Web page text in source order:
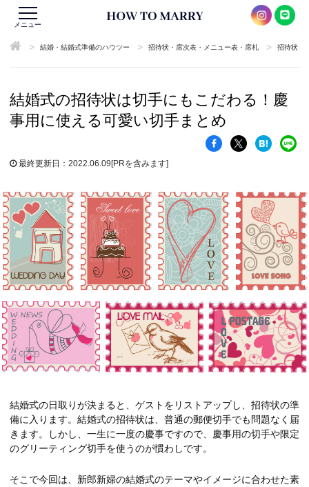
メニュー
> 結婚・結婚式準備のハウツー > 招待状・席次表・メニュー表・席札 > 招待状
結婚式の招待状は切手にもこだわる！慶
事用に使える可愛い切手まとめ
最終更新日：2022.06.09[PRを含みます]
結婚式の日取りが決まると、ゲストをリストアップし、招待状の準
備に入ります。結婚式の招待状は、普通の郵便切手でも問題なく届
きます。しかし、一生に一度の慶事ですので、慶事用の切手や限定
のグリーティング切手を使うのが慣わしです。
そこで今回は、新郎新婦の結婚式のテーマやイメージに合わせた素